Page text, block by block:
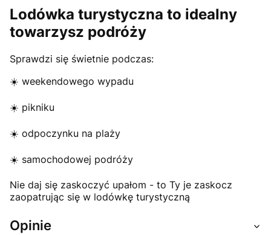
Lodówka turystyczna to idealny
towarzysz podróży
Sprawdzi się świetnie podczas:
☀️ weekendowego wypadu
☀️ pikniku
☀️ odpoczynku na plaży
☀️ samochodowej podróży
Nie daj się zaskoczyć upałom - to Ty je zaskocz
zaopatrując się w lodówkę turystyczną
Opinie